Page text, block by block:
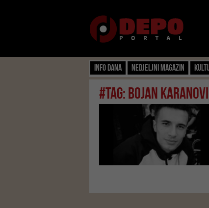
Info dana Nedjeljni magazin
#tag: bojan